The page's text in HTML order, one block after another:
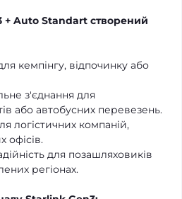
+ Auto Standart створений
кемпінгу, відпочинку або
з'єднання для
або автобусних перевезень.
логістичних компаній,
офісів.
для позашляховиків
регіонах.